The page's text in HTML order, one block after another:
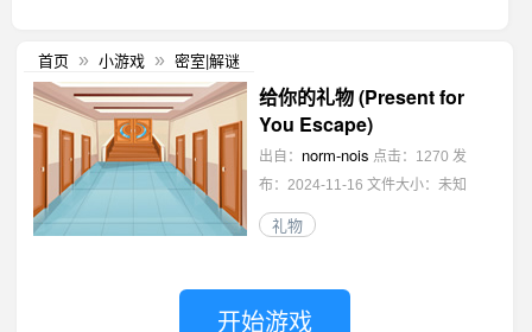
首页 » 小游戏 » 密室|解谜
给你的礼物 (Present for
You Escape)
出自： norm-nois 点击：1270 发
布：2024-11-16 文件大小：未知
礼物
开始游戏